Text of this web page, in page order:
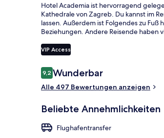
Hotel Academia ist hervorragend
Kathedrale von Zagreb. Du kannst im
lassen. Außerdem ist Folgendes zu
Beziehungen. Andere Reisende haben
VIP Access
Bewertungen
9,29,2 von 10.
Wunderbar
Alle 497 Bewertungen anzeigen
Beliebte Annehmlichkeiten
Flughafentransfer